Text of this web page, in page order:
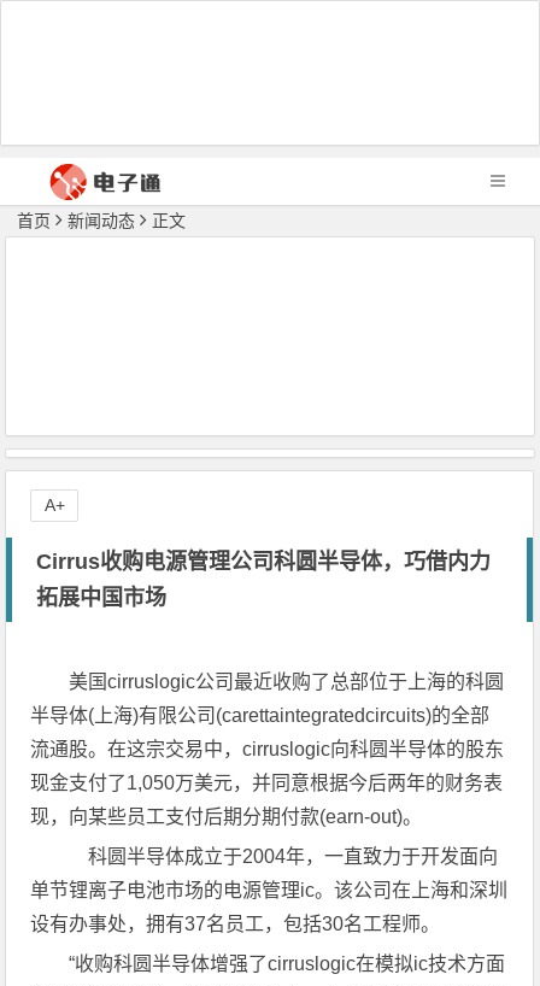
首页 新闻动态 正文
Cirrus收购电源管理公司科圆半导体，巧借内力
拓展中国市场
美国cirruslogic公司最近收购了总部位于上海的科圆
半导体(上海)有限公司(carettaintegratedcircuits)的全部
流通股。在这宗交易中，cirruslogic向科圆半导体的股东
现金支付了1,050万美元，并同意根据今后两年的财务表
现，向某些员工支付后期分期付款(earn-out)。
科圆半导体成立于2004年，一直致力于开发面向
单节锂离子电池市场的电源管理ic。该公司在上海和深圳
设有办事处，拥有37名员工，包括30名工程师。
“收购科圆半导体增强了cirruslogic在模拟ic技术方面
A+